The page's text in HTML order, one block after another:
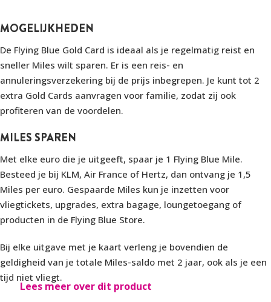
MOGELIJKHEDEN
De Flying Blue Gold Card is ideaal als je regelmatig reist en
sneller Miles wilt sparen. Er is een reis- en
annuleringsverzekering bij de prijs inbegrepen. Je kunt tot 2
extra Gold Cards aanvragen voor familie, zodat zij ook
profiteren van de voordelen.
MILES SPAREN
Met elke euro die je uitgeeft, spaar je 1 Flying Blue Mile.
Besteed je bij KLM, Air France of Hertz, dan ontvang je 1,5
Miles per euro. Gespaarde Miles kun je inzetten voor
vliegtickets, upgrades, extra bagage, loungetoegang of
producten in de Flying Blue Store.
Bij elke uitgave met je kaart verleng je bovendien de
geldigheid van je totale Miles-saldo met 2 jaar, ook als je een
tijd niet vliegt.
Lees meer over dit product